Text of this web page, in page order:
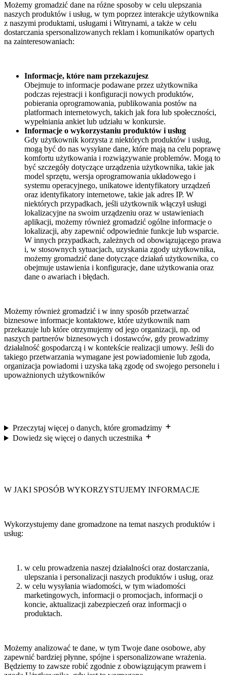
Możemy gromadzić dane na różne sposoby w celu ulepszania
naszych produktów i usług, w tym poprzez interakcje użytkownika
z naszymi produktami, usługami i Witrynami, a także w celu
dostarczania spersonalizowanych reklam i komunikatów opartych
na zainteresowaniach:
Informacje, które nam przekazujesz
Obejmuje to informacje podawane przez użytkownika
podczas rejestracji i konfiguracji nowych produktów,
pobierania oprogramowania, publikowania postów na
platformach internetowych, takich jak fora lub społeczności,
wypełniania ankiet lub udziału w konkursie.
Informacje o wykorzystaniu produktów i usług
Gdy użytkownik korzysta z niektórych produktów i usług,
mogą być do nas wysyłane dane, które mają na celu poprawę
komfortu użytkowania i rozwiązywanie problemów. Mogą to
być szczegóły dotyczące urządzenia użytkownika, takie jak
model sprzętu, wersja oprogramowania układowego i
systemu operacyjnego, unikatowe identyfikatory urządzeń
oraz identyfikatory internetowe, takie jak adres IP. W
niektórych przypadkach, jeśli użytkownik włączył usługi
lokalizacyjne na swoim urządzeniu oraz w ustawieniach
aplikacji, możemy również gromadzić ogólne informacje o
lokalizacji, aby zapewnić odpowiednie funkcje lub wsparcie.
W innych przypadkach, zależnych od obowiązującego prawa
i, w stosownych sytuacjach, uzyskania zgody użytkownika,
możemy gromadzić dane dotyczące działań użytkownika, co
obejmuje ustawienia i konfiguracje, dane użytkowania oraz
dane o awariach i błędach.
Możemy również gromadzić i w inny sposób przetwarzać
biznesowe informacje kontaktowe, które użytkownik nam
przekazuje lub które otrzymujemy od jego organizacji, np. od
naszych partnerów biznesowych i dostawców, gdy prowadzimy
działalność gospodarczą i w kontekście realizacji umowy. Jeśli do
takiego przetwarzania wymagane jest powiadomienie lub zgoda,
organizacja powiadomi i uzyska taką zgodę od swojego personelu i
upoważnionych użytkowników
Przeczytaj więcej o danych, które gromadzimy
Dowiedz się więcej o danych uczestnika
W JAKI SPOSÓB WYKORZYSTUJEMY INFORMACJE
Wykorzystujemy dane gromadzone na temat naszych produktów i
usług:
w celu prowadzenia naszej działalności oraz dostarczania,
ulepszania i personalizacji naszych produktów i usług, oraz
w celu wysyłania wiadomości, w tym wiadomości
marketingowych, informacji o promocjach, informacji o
koncie, aktualizacji zabezpieczeń oraz informacji o
produktach.
Możemy analizować te dane, w tym Twoje dane osobowe, aby
zapewnić bardziej płynne, spójne i spersonalizowane wrażenia.
Będziemy to zawsze robić zgodnie z obowiązującym prawem i